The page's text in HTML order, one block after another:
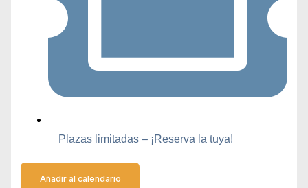
Plazas limitadas – ¡Reserva la tuya!